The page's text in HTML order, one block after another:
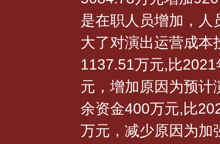
是在职人员增加，人
大了对演出运营成本
1137.51万元,比
元，增加原因为预计
余资金400万元,比
万元，减少原因为加